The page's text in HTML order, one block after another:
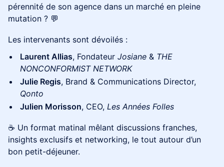
pérennité de son agence dans un marché en pleine
mutation ? 💬
Les intervenants sont dévoilés :
Laurent Allias, Fondateur Josiane & THE
NONCONFORMIST NETWORK
Julie Regis, Brand & Communications Director,
Qonto
Julien Morisson, CEO, Les Années Folles
☕️ Un format matinal mêlant discussions franches,
insights exclusifs et networking, le tout autour d’un
bon petit-déjeuner.